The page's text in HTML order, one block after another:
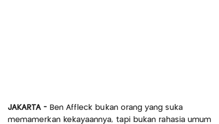
JAKARTA - Ben Affleck bukan orang yang suka
memamerkan kekayaannya, tapi bukan rahasia umum